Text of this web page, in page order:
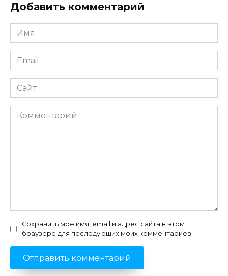
Добавить комментарий
Имя
*
Email
*
Сайт
Комментарий
Сохранить моё имя, email и адрес сайта в этом
браузере для последующих моих комментариев.